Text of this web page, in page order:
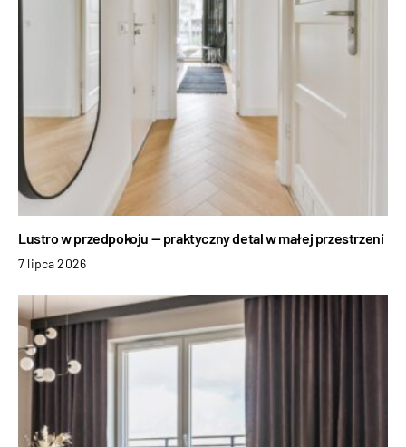
Lustro w przedpokoju — praktyczny detal w małej przestrzeni
7 lipca 2026